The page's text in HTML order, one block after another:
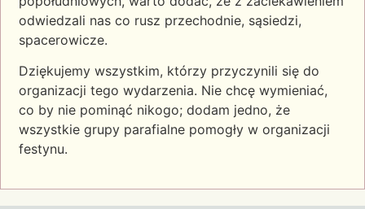
odwiedzali nas co rusz przechodnie, sąsiedzi,
spacerowicze.
Dziękujemy wszystkim, którzy przyczynili się do
organizacji tego wydarzenia. Nie chcę wymieniać,
co by nie pominąć nikogo; dodam jedno, że
wszystkie grupy parafialne pomogły w organizacji
festynu.